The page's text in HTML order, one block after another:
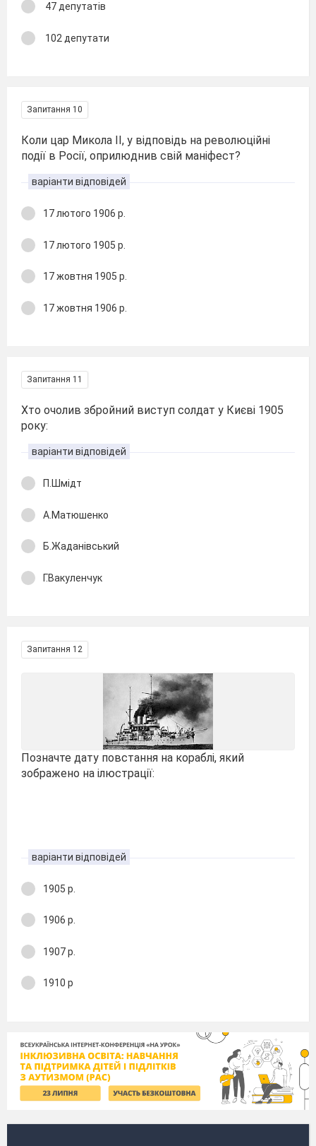
47 депутатів
102 депутати
Запитання 10
Коли цар Микола ІІ, у відповідь на революційні
події в Росії, оприлюднив свій маніфест?
варіанти відповідей
17 лютого 1906 р.
17 лютого 1905 р.
17 жовтня 1905 р.
17 жовтня 1906 р.
Запитання 11
Хто очолив збройний виступ солдат у Києві 1905
року:
варіанти відповідей
П.Шмідт
А.Матюшенко
Б.Жаданівський
Г.Вакуленчук
Запитання 12
Позначте дату повстання на кораблі, який
зображено на ілюстрації:
варіанти відповідей
1905 р.
1906 р.
1907 р.
1910 р